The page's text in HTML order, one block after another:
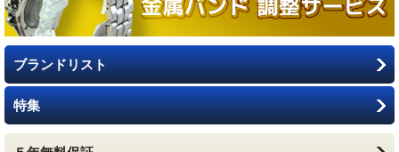
ブランドリスト
特集